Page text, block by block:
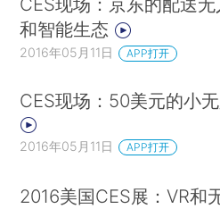
和智能生态
2016年05月11日 APP打开
CES现场：50美元的小
2016年05月11日 APP打开
2016美国CES展：VR和